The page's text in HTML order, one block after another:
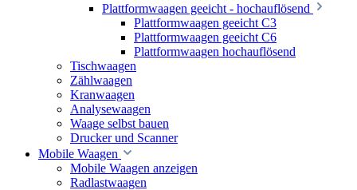
Plattformwaagen geeicht - hochauflösend
Plattformwaagen geeicht C3
Plattformwaagen geeicht C6
Plattformwaagen hochauflösend
Tischwaagen
Zählwaagen
Kranwaagen
Analysewaagen
Waage selbst bauen
Drucker und Scanner
Mobile Waagen
Mobile Waagen anzeigen
Radlastwaagen